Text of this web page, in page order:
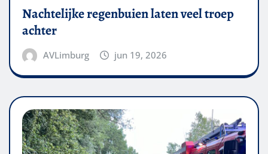
Nachtelijke regenbuien laten veel troep
achter
AVLimburg jun 19, 2026